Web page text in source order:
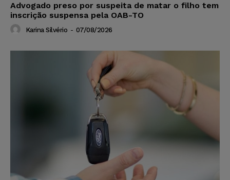
Advogado preso por suspeita de matar o filho tem
inscrição suspensa pela OAB-TO
Karina Silvério - 07/08/2026